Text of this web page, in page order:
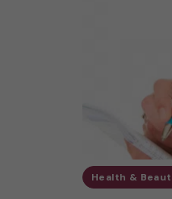
Health &